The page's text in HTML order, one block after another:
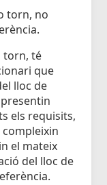
torn, no
torn, té
que
lloc de
els requisits,
el mateix
del lloc de